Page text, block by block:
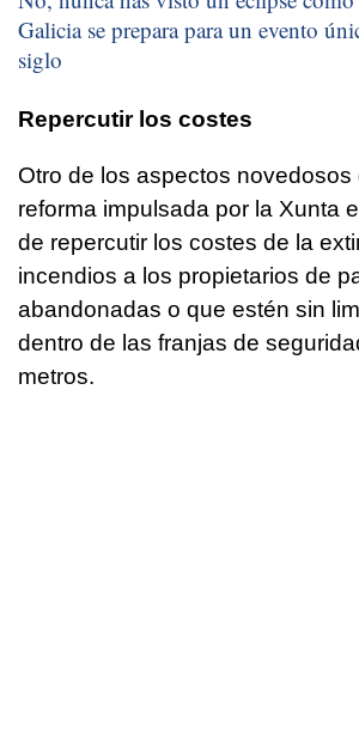
Galicia se prepara para un evento
siglo
Repercutir los costes
Otro de los aspectos novedosos
reforma impulsada por la Xunta
de repercutir los costes de la
incendios a los propietarios de
abandonadas o que estén sin
dentro de las franjas de
metros.